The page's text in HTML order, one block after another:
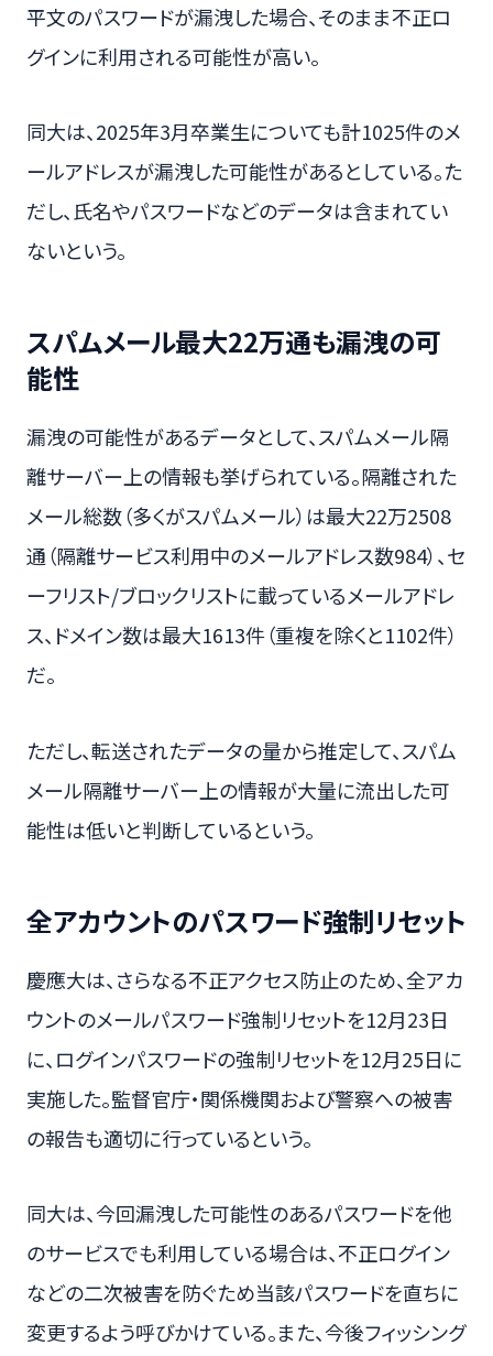
平文のパスワードが漏洩した場合、そのまま不正ロ
グインに利用される可能性が高い。
同大は、2025年3月卒業生についても計1025件のメ
ールアドレスが漏洩した可能性があるとしている。た
だし、氏名やパスワードなどのデータは含まれてい
ないという。
スパムメール最大22万通も漏洩の可
能性
漏洩の可能性があるデータとして、スパムメール隔
離サーバー上の情報も挙げられている。隔離された
メール総数（多くがスパムメール）は最大22万2508
通（隔離サービス利用中のメールアドレス数984）、セ
ーフリスト/ブロックリストに載っているメールアドレ
ス、ドメイン数は最大1613件（重複を除くと1102件）
だ。
ただし、転送されたデータの量から推定して、スパム
メール隔離サーバー上の情報が大量に流出した可
能性は低いと判断しているという。
全アカウントのパスワード強制リセット
慶應大は、さらなる不正アクセス防止のため、全アカ
ウントのメールパスワード強制リセットを12月23日
に、ログインパスワードの強制リセットを12月25日に
実施した。監督官庁・関係機関および警察への被害
の報告も適切に行っているという。
同大は、今回漏洩した可能性のあるパスワードを他
のサービスでも利用している場合は、不正ログイン
などの二次被害を防ぐため当該パスワードを直ちに
変更するよう呼びかけている。また、今後フィッシング